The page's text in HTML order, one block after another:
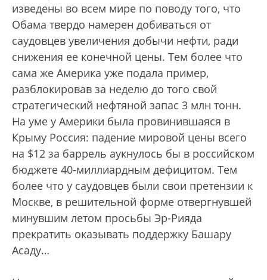
изведены во всем мире по поводу того, что
Обама твердо намерен добиваться от
саудовцев увеличения добычи нефти, ради
снижения ее конечной цены. Тем более что
сама же Америка уже подала пример,
разблокировав за неделю до того свой
стратегический нефтяной запас 3 млн тонн.
На уме у Америки была провинившаяся в
Крыму Россия: падение мировой цены всего
на $12 за баррель аукнулось бы в российском
бюджете 40-миллиардным дефицитом. Тем
более что у саудовцев были свои претензии к
Москве, в решительной форме отвергнувшей
минувшим летом просьбы Эр-Рияда
прекратить оказывать поддержку Башару
Асаду…